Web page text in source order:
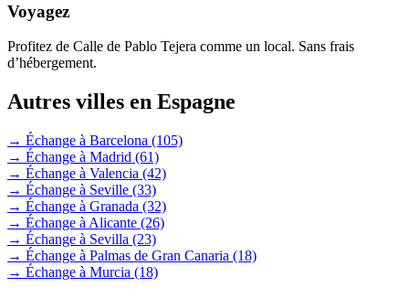
Voyagez
Profitez de Calle de Pablo Tejera comme un local. Sans frais
d’hébergement.
Autres villes en Espagne
→ Échange à Barcelona (105)
→ Échange à Madrid (61)
→ Échange à Valencia (42)
→ Échange à Seville (33)
→ Échange à Granada (32)
→ Échange à Alicante (26)
→ Échange à Sevilla (23)
→ Échange à Palmas de Gran Canaria (18)
→ Échange à Murcia (18)